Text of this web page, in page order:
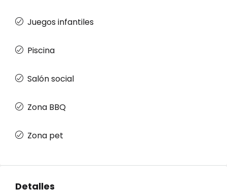
Juegos infantiles
Piscina
Salón social
Zona BBQ
Zona pet
Detalles